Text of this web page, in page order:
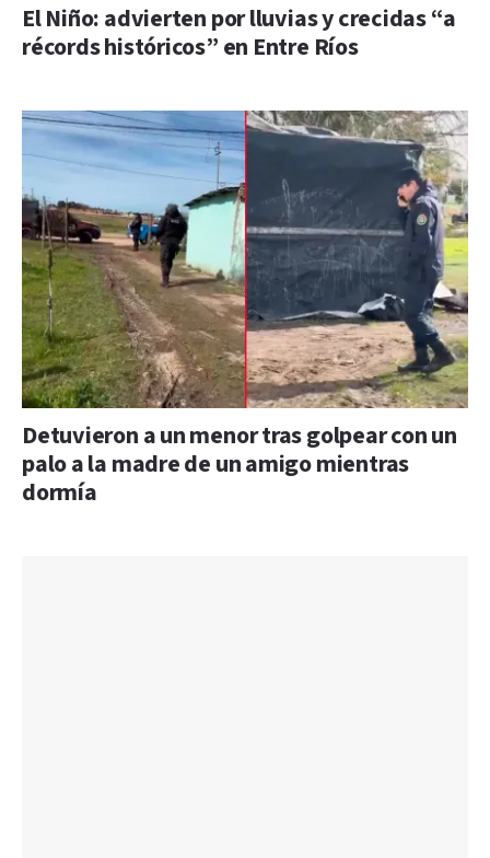
El Niño: advierten por lluvias y crecidas “a
récords históricos” en Entre Ríos
Detuvieron a un menor tras golpear con un
palo a la madre de un amigo mientras
dormía